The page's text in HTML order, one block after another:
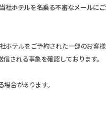
当社ホテルを名乗る不審なメールに
テルをご予約された一部のお客
される事象を確認しております。
合があります。